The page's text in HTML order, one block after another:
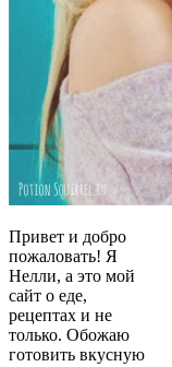
Привет и добро
пожаловать! Я
Нелли, а это мой
сайт о еде,
рецептах и не
только. Обожаю
готовить вкусную